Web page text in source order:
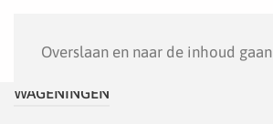
Overslaan en naar de inhoud gaan
WAGENINGEN